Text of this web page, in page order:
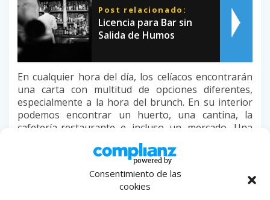
Consentimiento de las
cookies
Post relacionado:
Licencia para Bar sin
Salida de Humos
En cualquier hora del día, los celíacos encontrarán
una carta con multitud de opciones diferentes,
especialmente a la hora del brunch. En su interior
podemos encontrar un huerto, una cantina, la
cafetería-restaurante e incluso un mercado. Una
propuesta innovadora en calle San Lucas nº13.
Avocado Love